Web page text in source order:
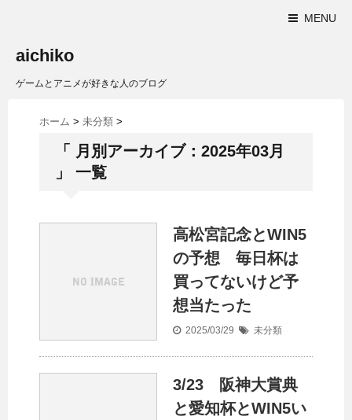
MENU
aichiko
ゲームとアニメが好きな人のブログ
ホーム > 未分類 >
「 月別アーカイブ：2025年03月
」 一覧
高松宮記念とWIN5
の予想 毎日杯は
買ってないけど予
想当たった
2025/03/29 未分類
3/23 阪神大賞典
と愛知杯とWIN5い